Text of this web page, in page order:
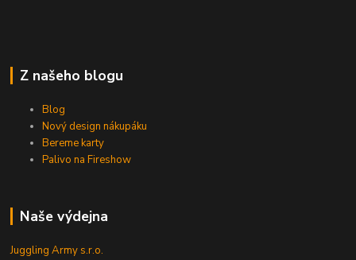
Z našeho blogu
Blog
Nový design nákupáku
Bereme karty
Palivo na Fireshow
Naše výdejna
Juggling Army s.r.o.